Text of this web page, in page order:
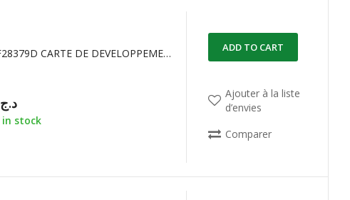
LAUNCHXL-F28379D CARTE DE DEVELOPPEMENT C2000
د.ج
in stock
ADD TO CART
Ajouter à la liste
d’envies
Comparer